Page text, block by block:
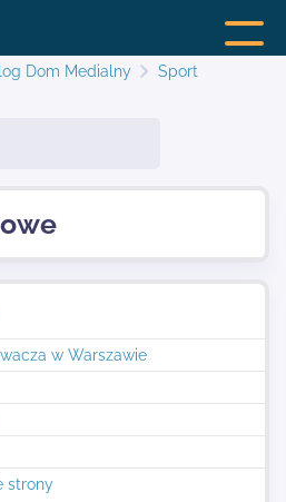
Dom Medialny
Sport
w Warszawie
strony